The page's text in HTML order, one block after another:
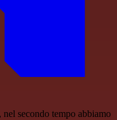
secondo tempo abbiamo